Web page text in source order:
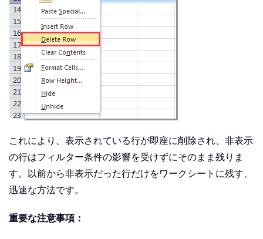
これにより、表示されている行が即座に削除され、非表示
の行はフィルター条件の影響を受けずにそのまま残りま
す。以前から非表示だった行だけをワークシートに残す、
迅速な方法です。
重要な注意事項：